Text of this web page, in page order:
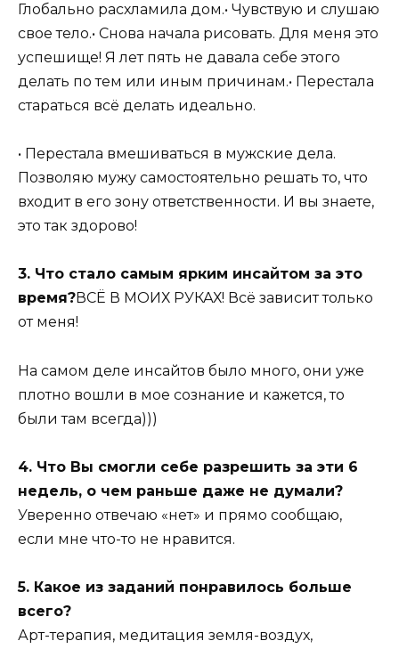
Глобально расхламила дом.• Чувствую и слушаю
свое тело.• Снова начала рисовать. Для меня это
успешище! Я лет пять не давала себе этого
делать по тем или иным причинам.• Перестала
стараться всё делать идеально.
• Перестала вмешиваться в мужские дела.
Позволяю мужу самостоятельно решать то, что
входит в его зону ответственности. И вы знаете,
это так здорово!
3. Что стало самым ярким инсайтом за это
время?ВСЁ В МОИХ РУКАХ! Всё зависит только
от меня!
На самом деле инсайтов было много, они уже
плотно вошли в мое сознание и кажется, то
были там всегда)))
4. Что Вы смогли себе разрешить за эти 6
недель, о чем раньше даже не думали?
Уверенно отвечаю «нет» и прямо сообщаю,
если мне что-то не нравится.
5. Какое из заданий понравилось больше
всего?
Арт-терапия, медитация земля-воздух,